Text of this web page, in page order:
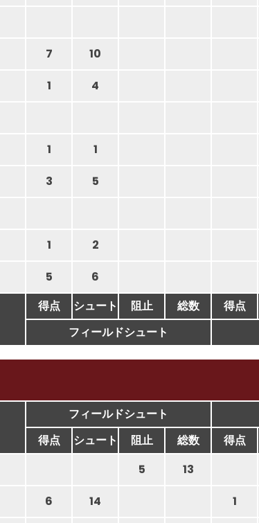
7
10
1
4
1
1
3
5
1
2
5 6
得点 シュート 阻止 総数 得点
フィールドシュート
フィールドシュート
得点
シュート 阻止 総数 得点
5 13
6 14 1